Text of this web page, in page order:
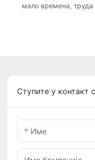
мало времена, труда
Ступите у контакт
Име